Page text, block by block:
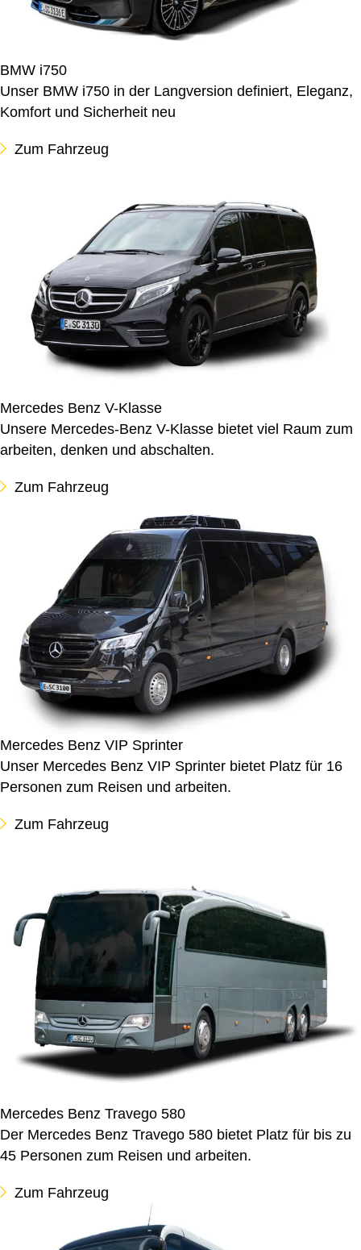
BMW i750
Unser BMW i750 in der Langversion definiert, Eleganz,
Komfort und Sicherheit neu
Zum Fahrzeug
Mercedes Benz V-Klasse
Unsere Mercedes-Benz V-Klasse bietet viel Raum zum
arbeiten, denken und abschalten.
Zum Fahrzeug
Mercedes Benz VIP Sprinter
Unser Mercedes Benz VIP Sprinter bietet Platz für 16
Personen zum Reisen und arbeiten.
Zum Fahrzeug
Mercedes Benz Travego 580
Der Mercedes Benz Travego 580 bietet Platz für bis zu
45 Personen zum Reisen und arbeiten.
Zum Fahrzeug